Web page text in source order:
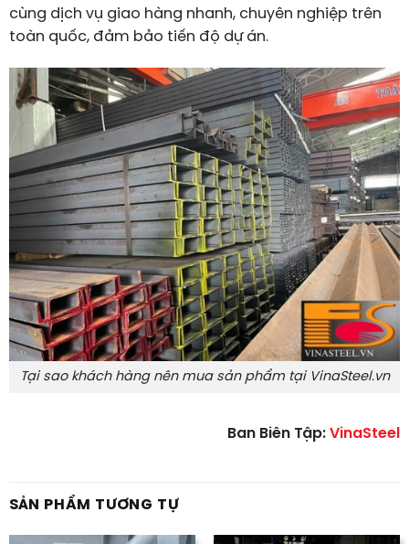
cùng dịch vụ giao hàng nhanh, chuyên nghiệp trên
toàn quốc, đảm bảo tiến độ dự án.
Tại sao khách hàng nên mua sản phẩm tại VinaSteel.vn
Ban Biên Tập: VinaSteel
SẢN PHẨM TƯƠNG TỰ